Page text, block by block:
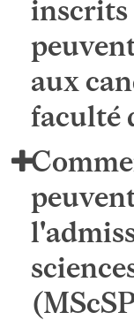
inscrits
aux
faculté